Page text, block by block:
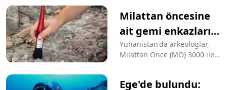
beyinlerden oluşturulan
arşivin, bugünkü akıl
hastalıklarının sebeplerine
ışık tutulabileceğini açıkladı.
Milattan öncesine
ait gemi enkazları
bulundu
Yunanistan'da arkeologlar,
Milattan Önce (MÖ) 3000 ile
enkazları buldu.
Ege'de bulundu: